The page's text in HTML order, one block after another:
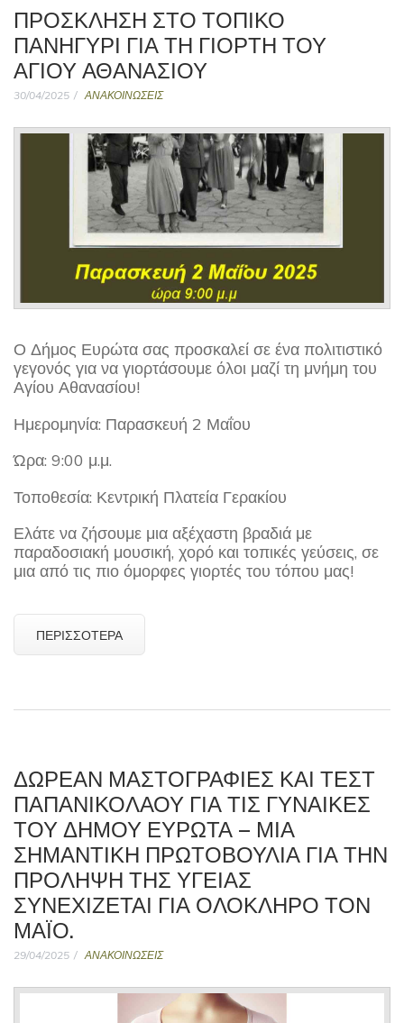
ΠΡΌΣΚΛΗΣΗ ΣΤΟ ΤΟΠΙΚΌ
ΠΑΝΗΓΎΡΙ ΓΙΑ ΤΗ ΓΙΟΡΤΉ ΤΟΥ
ΑΓΊΟΥ ΑΘΑΝΑΣΊΟΥ
30/04/2025 ΑΝΑΚΟΙΝΩΣΕΙΣ
Ο Δήμος Ευρώτα σας προσκαλεί σε ένα πολιτιστικό
γεγονός για να γιορτάσουμε όλοι μαζί τη μνήμη του
Αγίου Αθανασίου!
Ημερομηνία: Παρασκευή 2 Μαΐου
Ώρα: 9:00 μ.μ.
Τοποθεσία: Κεντρική Πλατεία Γερακίου
Ελάτε να ζήσουμε μια αξέχαστη βραδιά με
παραδοσιακή μουσική, χορό και τοπικές γεύσεις, σε
μια από τις πιο όμορφες γιορτές του τόπου μας!
ΠΕΡΙΣΣΌΤΕΡΑ
ΔΩΡΕΆΝ ΜΑΣΤΟΓΡΑΦΊΕΣ ΚΑΙ ΤΕΣΤ
ΠΑΠΑΝΙΚΟΛΆΟΥ ΓΙΑ ΤΙΣ ΓΥΝΑΊΚΕΣ
ΤΟΥ ΔΉΜΟΥ ΕΥΡΏΤΑ – ΜΙΑ
ΣΗΜΑΝΤΙΚΉ ΠΡΩΤΟΒΟΥΛΊΑ ΓΙΑ ΤΗΝ
ΠΡΌΛΗΨΗ ΤΗΣ ΥΓΕΊΑΣ
ΣΥΝΕΧΊΖΕΤΑΙ ΓΙΑ ΟΛΌΚΛΗΡΟ ΤΟΝ
ΜΆΪΟ.
29/04/2025 ΑΝΑΚΟΙΝΩΣΕΙΣ